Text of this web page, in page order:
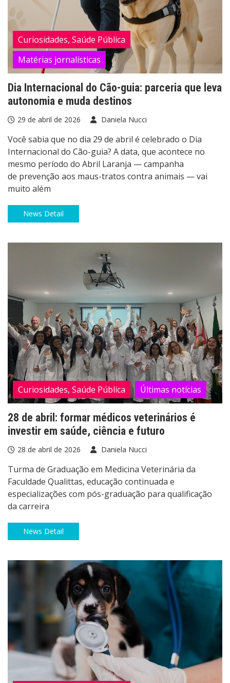
Curiosidades, Saúde Pública
Matérias jornalísticas
Dia Internacional do Cão-guia: parceria que leva
autonomia e muda destinos
29 de abril de 2026 Daniela Nucci
Você sabia que no dia 29 de abril é celebrado o Dia
Internacional do Cão-guia? A data, que acontece no
mesmo período do Abril Laranja — campanha
de prevenção aos maus-tratos contra animais — vai
muito além
News Detail
Curiosidades, Saúde Pública Últimas notícias
28 de abril: formar médicos veterinários é
investir em saúde, ciência e futuro
28 de abril de 2026 Daniela Nucci
Turma de Graduação em Medicina Veterinária da
Faculdade Qualittas, educação continuada e
especializações com pós-graduação para qualificação
da carreira
News Detail